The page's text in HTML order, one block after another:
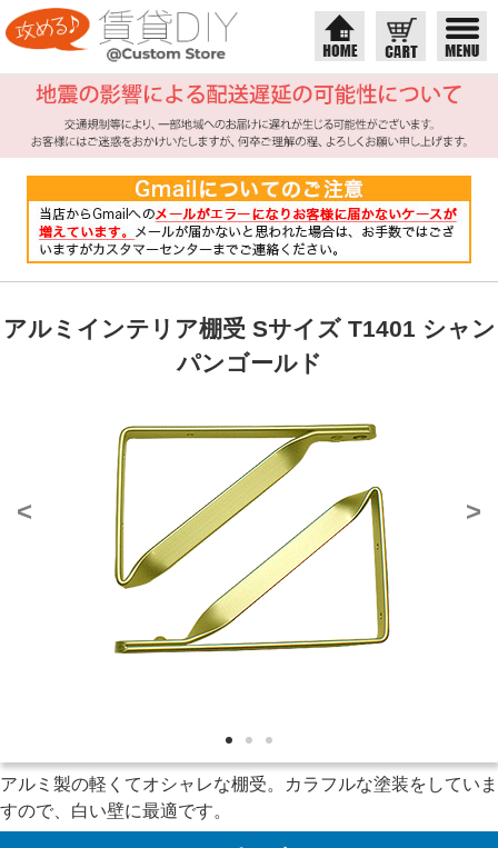
アルミインテリア棚受 Sサイズ T1401 シャン
パンゴールド
< >
アルミ製の軽くてオシャレな棚受。カラフルな塗装をしていま
すので、白い壁に最適です。